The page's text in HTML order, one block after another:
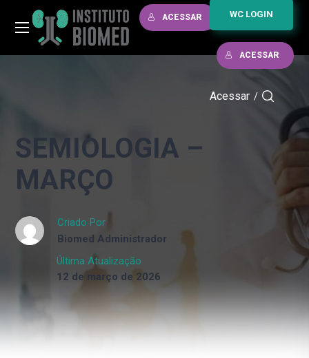
ACESSAR WC LOGIN
ACESSAR
Acessar /
SEMIOLOGIA –
MARÇO
Criado Por
Biomed Administrador
Última Atualização
12 de março de 2026